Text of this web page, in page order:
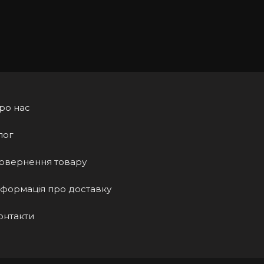
нас
товару
про доставку